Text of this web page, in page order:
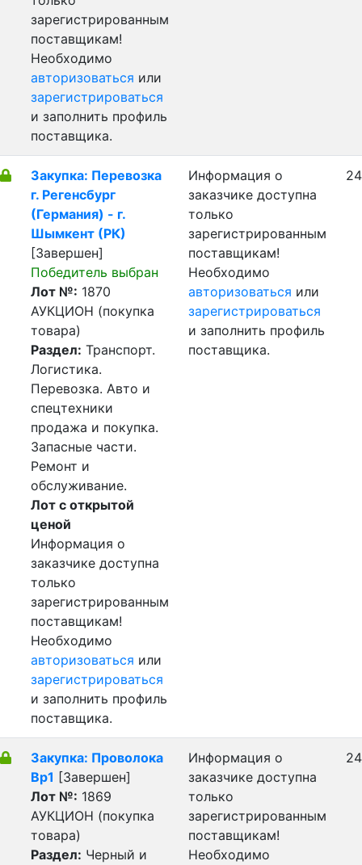
зарегистрированным
поставщикам!
Необходимо
авторизоваться или
зарегистрироваться
и заполнить профиль
поставщика.
Закупка: Перевозка
г. Регенсбург
(Германия) - г.
Шымкент (РК)
[Завершен]
Победитель выбран
Лот №: 1870
АУКЦИОН (покупка
товара)
Раздел: Транспорт.
Логистика.
Перевозка. Авто и
спецтехники
продажа и покупка.
Запасные части.
Ремонт и
обслуживание.
Лот с открытой
ценой
Информация о
заказчике доступна
только
зарегистрированным
поставщикам!
Необходимо
авторизоваться или
зарегистрироваться
и заполнить профиль
поставщика.
Информация о
заказчике доступна
только
зарегистрированным
поставщикам!
Необходимо
авторизоваться или
зарегистрироваться
и заполнить профиль
поставщика.
Закупка: Проволока
Вр1 [Завершен]
Лот №: 1869
АУКЦИОН (покупка
товара)
Раздел: Черный и
Информация о
заказчике доступна
только
зарегистрированным
поставщикам!
Необходимо